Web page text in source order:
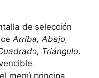
de selección
Arriba, Abajo,
Triángulo.
menú principal,